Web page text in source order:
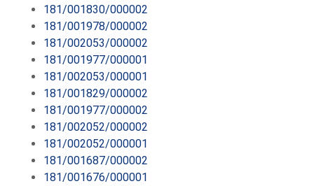
181/001830/000002
181/001978/000002
181/002053/000002
181/001977/000001
181/002053/000001
181/001829/000002
181/001977/000002
181/002052/000002
181/002052/000001
181/001687/000002
181/001676/000001